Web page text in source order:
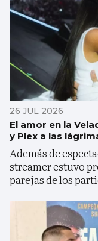
26 JUL 2026
El amor en la
y Plex a las
Además de
streamer estuvo
parejas de los